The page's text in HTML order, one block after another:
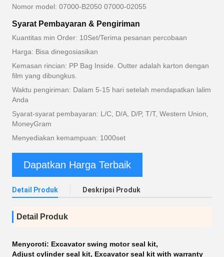
Nomor model: 07000-B2050 07000-02055
Syarat Pembayaran & Pengiriman
Kuantitas min Order: 10Set/Terima pesanan percobaan
Harga: Bisa dinegosiasikan
Kemasan rincian: PP Bag Inside. Outter adalah karton dengan
film yang dibungkus.
Waktu pengiriman: Dalam 5-15 hari setelah mendapatkan lalim
Anda
Syarat-syarat pembayaran: L/C, D/A, D/P, T/T, Western Union,
MoneyGram
Menyediakan kemampuan: 1000set
Dapatkan Harga Terbaik
Detail Produk Deskripsi Produk
Detail Produk
Menyoroti: Excavator swing motor seal kit,
Adjust cylinder seal kit, Excavator seal kit with warranty